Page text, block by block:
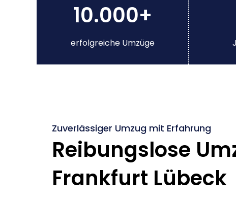
10.000+
erfolgreiche Umzüge
Zuverlässiger Umzug mit Erfahrung
Reibungslose
Frankfurt Lübeck